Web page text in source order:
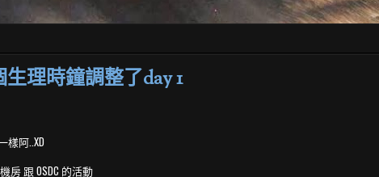
理時鐘調整了day 1
樣阿..XD
房 跟 OSDC 的活動